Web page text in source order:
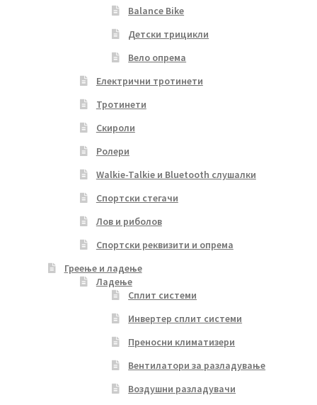
Balance Bike
Детски трицикли
Вело опрема
Електрични тротинети
Тротинети
Скироли
Ролери
Walkie-Talkie и Bluetooth слушалки
Спортски стегачи
Лов и риболов
Спортски реквизити и опрема
Греење и ладење
Ладење
Сплит системи
Инвертер сплит системи
Преносни климатизери
Вентилатори за разладување
Воздушни разладувачи